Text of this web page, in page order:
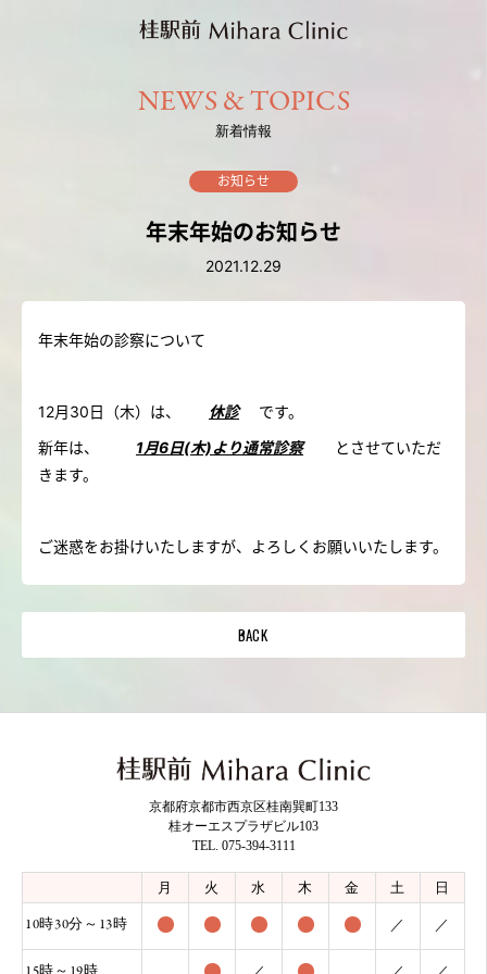
NEWS & TOPICS
新着情報
お知らせ
年末年始のお知らせ
2021.12.29
年末年始の診察について
12月30日（木）は、 休診です。
新年は、 1月6日(木)より通常診察
とさせていただ
きます。
ご迷惑をお掛けいたしますが、よろしくお願いいたします。
BACK
京都府京都市西京区桂南巽町133
桂オーエスプラザビル103
TEL. 075-394-3111
月 火 水 木 金 土
日
10時30分～13時
／ ／